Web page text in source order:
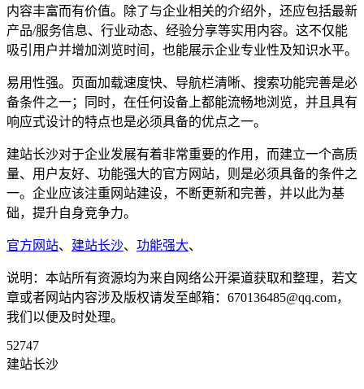
内容丰富而有价值。除了与企业相关的介绍外，还应包括最新
产品/服务信息、行业动态、经验分享等实用内容。这不仅能
吸引用户并增加浏览时间，也能展示企业专业性及知识水平。
易用性强。页面加载速度快、导航栏清晰、搜索功能完善是必
备条件之一；同时，在任何设备上都能流畅地浏览，并且具有
响应式设计的特点也是必须具备的优点之一。
建站长沙对于企业发展有着非常重要的作用，而建立一个高质
量、用户友好、功能强大的官方网站，则是必须具备的条件之
一。企业应该注重网站建设，不断更新和完善，并以此为基
础，提升自身竞争力。
官方网站、 建站长沙、 功能强大、
说明：本站所有资源均为来自网络公开渠道获取和整理，若文
章或者网站内容涉及版权请发至邮箱：670136485@qq.com，
我们以便及时处理。
52747
建站长沙